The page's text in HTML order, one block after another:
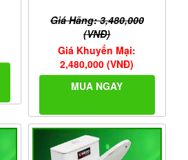
Giá Hãng: 3,480,000
(VNĐ)
Giá Khuyến Mại:
2,480,000 (VNĐ)
MUA NGAY